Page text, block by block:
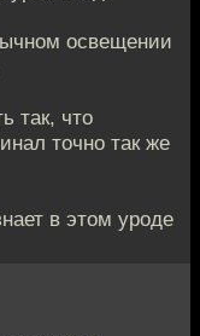
освещении
так, что
точно так же
в этом уроде